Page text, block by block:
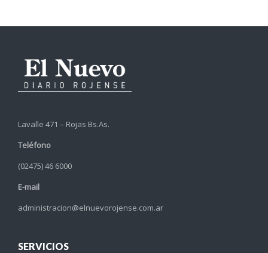
Lavalle 471 – Rojas Bs.As.
Teléfono
(02475) 46 6000
E-mail
administracion@elnuevorojense.com.ar
SERVICIOS